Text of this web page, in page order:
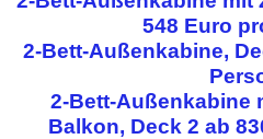
548 Euro
2-Bett-Außenkabine,
2-Bett-Außenkabine
Balkon, Deck 2 ab